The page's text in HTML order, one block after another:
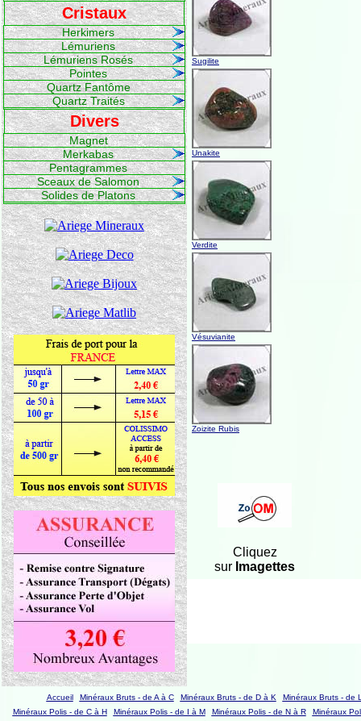
Cristaux
Herkimers
Lémuriens
Lémuriens Rosés
Pointes
Quartz Fantôme
Quartz Traités
Divers
Magnet
Merkabas
Pentagrammes
Sceaux de Salomon
Solides de Platons
Sugilite
Unakite
Verdite
Vésuvianite
Zoizite Rubis
Cliquez
sur Imagettes
Accueil Minéraux Bruts - de A à C Minéraux Bruts - de D à K
Minéraux Bruts - de
Minéraux Polis - de C à H
Minéraux Polis - de I à M Minéraux Polis - de N à R
Minéraux